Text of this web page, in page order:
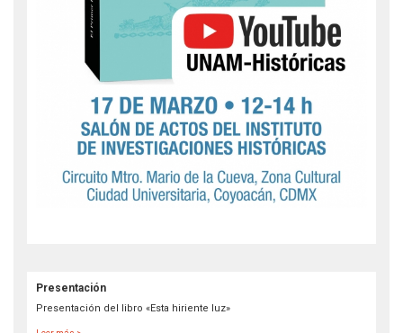
Presentación
Presentación del libro «Esta hiriente luz»